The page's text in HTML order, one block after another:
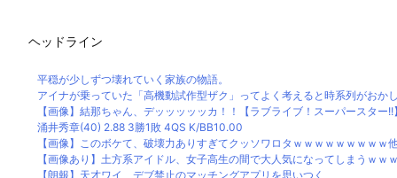
ヘッドライン
平穏が少しずつ壊れていく家族の物語。
アイナが乗っていた「高機動試作型ザク」ってよく考えると時系列がおか
【画像】結那ちゃん、デッッッッッカ！！【ラブライブ！スーパースター!!】
涌井秀章(40) 2.88 3勝1敗 4QS K/BB10.00
【画像】このボケて、破壊力ありすぎてクッソワロタｗｗｗｗｗｗｗｗｗ
【画像あり】土方系アイドル、女子高生の間で大人気になってしまうｗｗ
【朗報】天才ワイ、デブ禁止のマッチングアプリを思いつく